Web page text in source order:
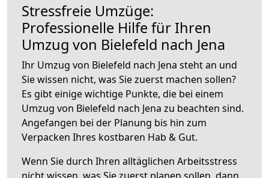
Stressfreie Umzüge:
Professionelle Hilfe für Ihren
Umzug von Bielefeld nach Jena
Ihr Umzug von Bielefeld nach Jena steht an und
Sie wissen nicht, was Sie zuerst machen sollen?
Es gibt einige wichtige Punkte, die bei einem
Umzug von Bielefeld nach Jena zu beachten sind.
Angefangen bei der Planung bis hin zum
Verpacken Ihres kostbaren Hab & Gut.
Wenn Sie durch Ihren alltäglichen Arbeitsstress